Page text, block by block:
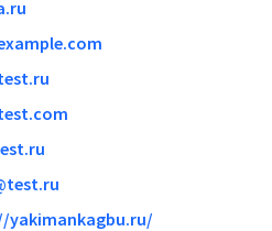
yakimankagbu.ru/